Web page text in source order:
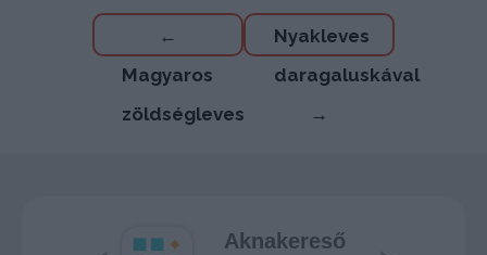
Bejegyzés
navigáció
←
Magyaros
zöldségleves
Nyakleves
daragaluskával
→
Aknakereső